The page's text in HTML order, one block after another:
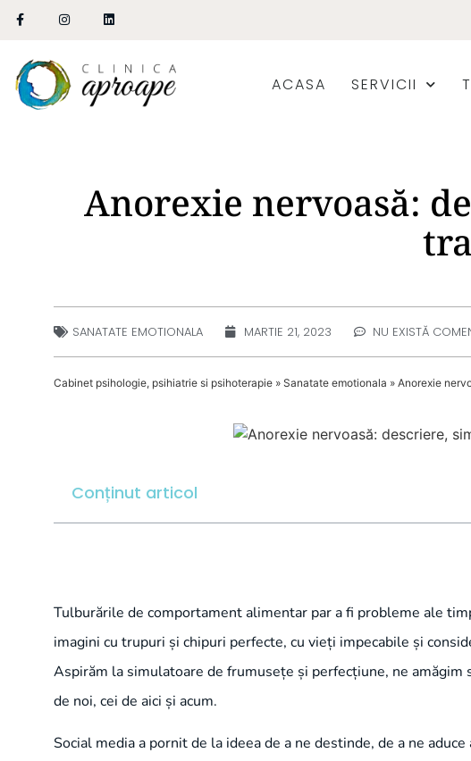
ACASA SERVICII
Anorexie nervoasă:
SANATATE EMOTIONALA MARTIE 21, 2023 NU EXISTĂ
Cabinet psihologie, psihiatrie si psihoterapie » Sanatate emotionala » Anorexie
Conținut articol
Tulburările de comportament alimentar par a fi probleme ale
imagini cu trupuri și chipuri perfecte, cu vieți impecabile și
Aspirăm la simulatoare de frumusețe și perfecțiune, ne
de noi, cei de aici și acum.
Social media a pornit de la ideea de a ne destinde, de a ne